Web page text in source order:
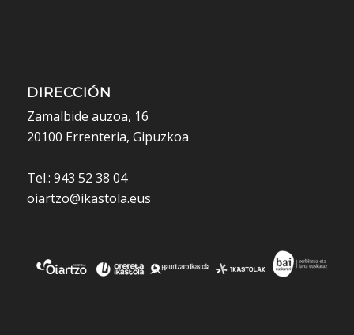
DIRECCIÓN
Zamalbide auzoa, 16
20100 Errenteria, Gipuzkoa
Tel.: 943 52 38 04
oiartzo@ikastola.eus